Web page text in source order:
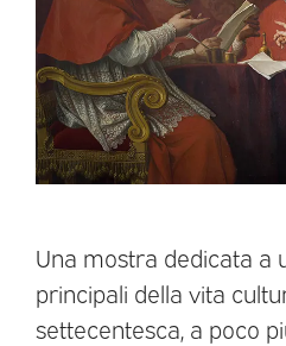
Una mostra dedicata a
principali della vita
settecentesca, a poco